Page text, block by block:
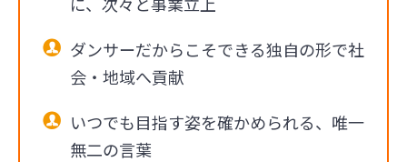
ダンサーだからこそできる独自の形で社
会・地域へ貢献
いつでも目指す姿を確かめられる、唯一
無二の言葉